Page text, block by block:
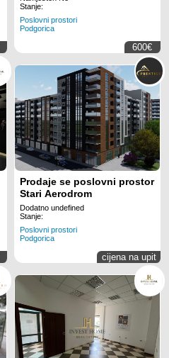
Stanje:
Poslovni prostori
Podgorica
600€
Prodaje se poslovni prostor
Stari Aerodrom
Dodatno undefined
Stanje:
Poslovni prostori
Podgorica
cijena na upit